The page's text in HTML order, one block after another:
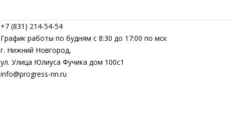
+7 (831) 214-54-54
График работы по будням с 8:30 до 17:00 по мск
г. Нижний Новгород,
ул. Улица Юлиуса Фучика дом 100с1
info@progress-nn.ru